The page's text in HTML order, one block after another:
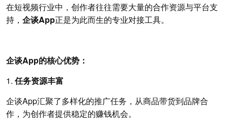
在短视频行业中，创作者往往需要大量的合作资源与平台支
持， 企谈App正是为此而生的专业对接工具。
企谈App的核心优势：
1. 任务资源丰富
企谈App汇聚了多样化的推广任务，从商品带货到品牌合
作，为创作者提供稳定的赚钱机会。